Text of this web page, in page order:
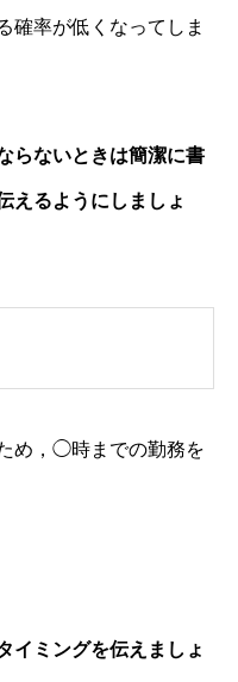
確率が低くなってしま
らないときは簡潔に書
えるようにしましょ
め，◯時までの勤務を
イミングを伝えましょ